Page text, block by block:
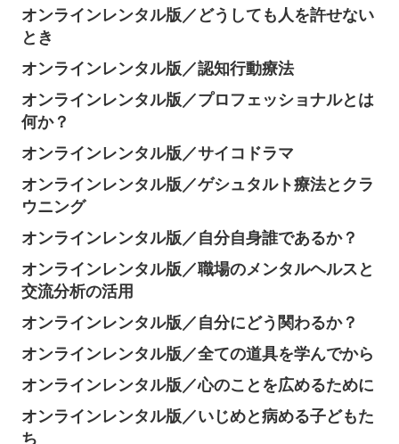
オンラインレンタル版／どうしても人を許せない
とき
オンラインレンタル版／認知行動療法
オンラインレンタル版／プロフェッショナルとは
何か？
オンラインレンタル版／サイコドラマ
オンラインレンタル版／ゲシュタルト療法とクラ
ウニング
オンラインレンタル版／自分自身誰であるか？
オンラインレンタル版／職場のメンタルヘルスと
交流分析の活用
オンラインレンタル版／自分にどう関わるか？
オンラインレンタル版／全ての道具を学んでから
オンラインレンタル版／心のことを広めるために
オンラインレンタル版／いじめと病める子どもた
ち